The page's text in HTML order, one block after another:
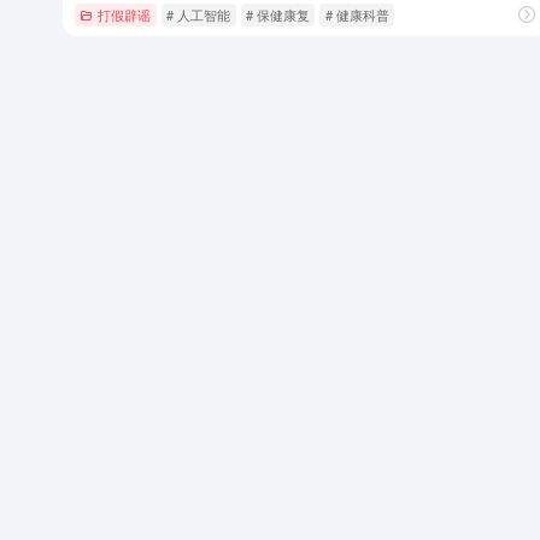
打假辟谣 # 人工智能 # 保健康复 # 健康科普